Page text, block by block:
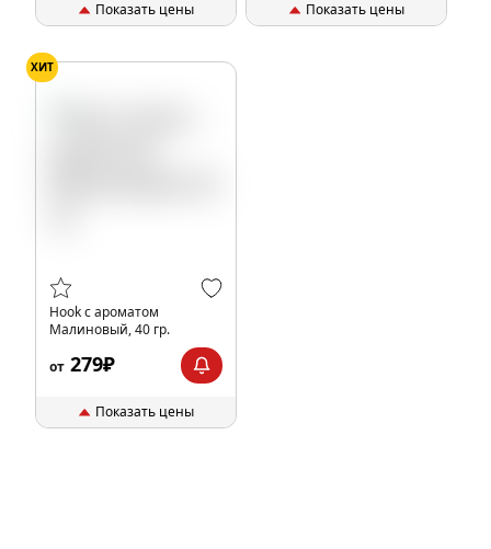
Показать цены Показать цены
ХИТ
Hook с ароматом
Малиновый, 40 гр.
от 279₽
Показать цены